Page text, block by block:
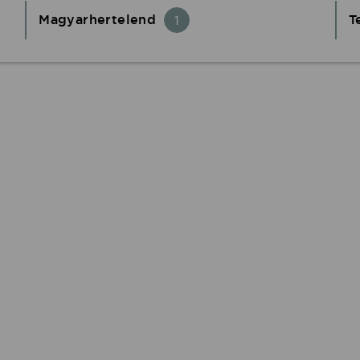
Magyarhertelend 1